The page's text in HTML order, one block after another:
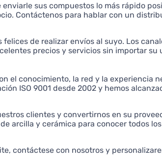
sus compuestos lo más rápido
Contáctenos para hablar con un
de realizar envíos al suyo. Los
precios y servicios sin importar su
el conocimiento, la red y la experiencia
ISO 9001 desde 2002 y hemos
clientes y convertirnos en su
arcilla y cerámica para conocer todos
contáctese con nosotros y